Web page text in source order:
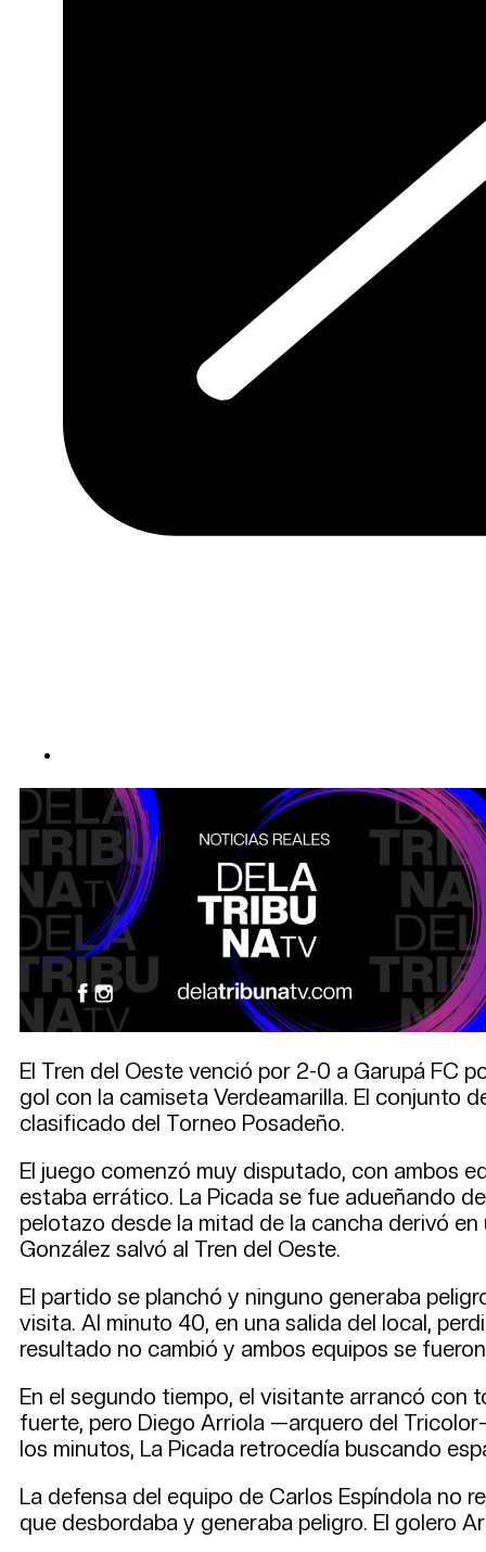
El Tren del Oeste venció por 2-0 a Garupá FC
gol con la camiseta Verdeamarilla. El conjunto
clasificado del Torneo Posadeño.
El juego comenzó muy disputado, con ambos
estaba errático. La Picada se fue adueñando
pelotazo desde la mitad de la cancha derivó
González salvó al Tren del Oeste.
El partido se planchó y ninguno generaba
visita. Al minuto 40, en una salida del local,
resultado no cambió y ambos equipos se
En el segundo tiempo, el visitante arrancó con
fuerte, pero Diego Arriola —arquero del
los minutos, La Picada retrocedía buscando
La defensa del equipo de Carlos Espíndola no
que desbordaba y generaba peligro. El golero